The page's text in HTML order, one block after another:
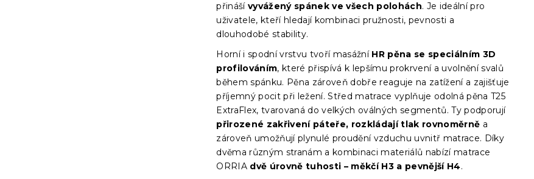
přinášívyvážený spánek ve všech polohách. Je ideální pro
uživatele, kteří hledají kombinaci pružnosti, pevnosti a
dlouhodobé stability.
Horní i spodní vrstvu tvoří masážní HR pěna se speciálním 3D
profilováním, které přispívá k lepšímu prokrvení a uvolnění svalů
během spánku. Pěna zároveň dobře reaguje na zatížení a zajišťuje
příjemný pocit při ležení. Střed matrace vyplňuje odolná pěna T25
ExtraFlex, tvarovaná do velkých oválných segmentů. Ty podporují
přirozené zakřivení páteře, rozkládají tlak rovnoměrně a
zároveň umožňují plynulé proudění vzduchu uvnitř matrace. Díky
dvěma různým stranám a kombinaci materiálů nabízí matrace
ORRIA dvě úrovně tuhosti – měkčí H3 a pevnější H4.